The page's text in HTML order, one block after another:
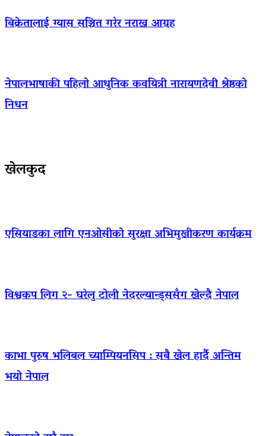
बिक्रेतालाई ग्यास सञ्चित गरेर नराख्न आग्रह
नेपालभाषाकी पहिलो आधुनिक कवयित्री नारायणदेवी श्रेष्ठको
निधन
खेलकुद
एसियाडका लागि एनओसीको सुरक्षा अभिमुखीकरण कार्यक्रम
विश्वकप लिग २- घरेलु टोली नेदरल्यान्ड्ससँग खेल्दै नेपाल
काभा पुरुष भलिबल च्याम्पियनसिप : सबै खेल हार्दै अन्तिम
भयो नेपाल